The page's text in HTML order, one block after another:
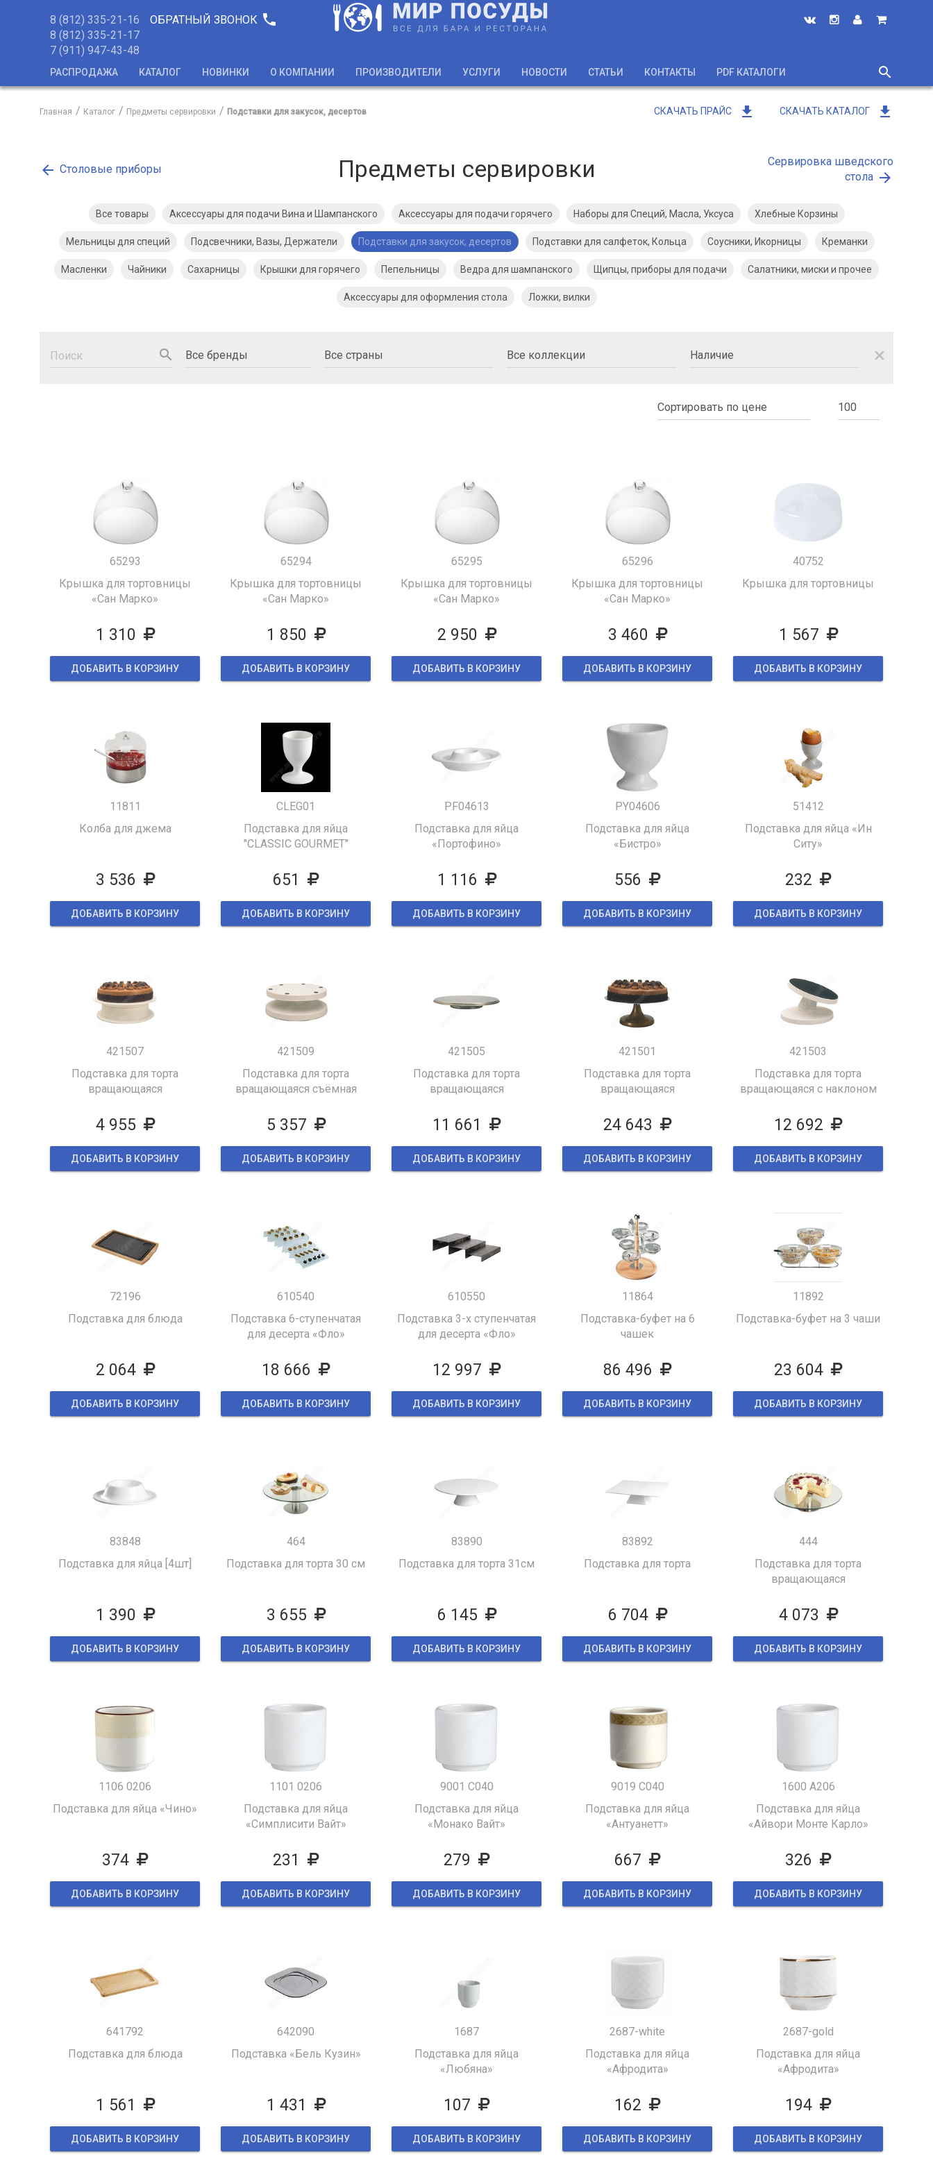
8 (812) 335-21-16
8 (812) 335-21-17
7 (911) 947-43-48
ОБРАТНЫЙ ЗВОНОК phone
РАСПРОДАЖА КАТАЛОГ НОВИНКИ О КОМПАНИИ ПРОИЗВОДИТЕЛИ УСЛУГИ НОВОСТИ СТАТЬИ КОНТАКТЫ PDF КАТАЛОГИ
search
close
СКАЧАТЬ ПРАЙС get_app СКАЧАТЬ КАТАЛОГ get_app
Главная Каталог Предметы сервировки Подставки для закусок, десертов
arrow_back Столовые приборы Предметы сервировки
Сервировка шведского
стола arrow_forward
Все товары Аксессуары для подачи Вина и Шампанского Аксессуары для подачи горячего Наборы для Специй, Масла, Уксуса Хлебные Корзины
Мельницы для специй Подсвечники, Вазы, Держатели Подставки для закусок, десертов Подставки для салфеток, Кольца Соусники, Икорницы Креманки
Масленки Чайники Сахарницы Крышки для горячего Пепельницы Ведра для шампанского Щипцы, приборы для подачи Салатники, миски и прочее
Аксессуары для оформления стола Ложки, вилки
search close
65293
Крышка для тортовницы
«Сан Марко»
1 310
ДОБАВИТЬ В КОРЗИНУ
65294
Крышка для тортовницы
«Сан Марко»
1 850
ДОБАВИТЬ В КОРЗИНУ
65295
Крышка для тортовницы
«Сан Марко»
2 950
ДОБАВИТЬ В КОРЗИНУ
65296
Крышка для тортовницы
«Сан Марко»
3 460
ДОБАВИТЬ В КОРЗИНУ
40752
Крышка для тортовницы
1 567
ДОБАВИТЬ В КОРЗИНУ
11811
Колба для джема
3 536
ДОБАВИТЬ В КОРЗИНУ
CLEG01
Подставка для яйца
"CLASSIC GOURMET"
651
ДОБАВИТЬ В КОРЗИНУ
PF04613
Подставка для яйца
«Портофино»
1 116
ДОБАВИТЬ В КОРЗИНУ
PY04606
Подставка для яйца
«Бистро»
556
ДОБАВИТЬ В КОРЗИНУ
51412
Подставка для яйца «Ин
Ситу»
232
ДОБАВИТЬ В КОРЗИНУ
421507
Подставка для торта
вращающаяся
4 955
ДОБАВИТЬ В КОРЗИНУ
421509
Подставка для торта
вращающаяся съёмная
5 357
ДОБАВИТЬ В КОРЗИНУ
421505
Подставка для торта
вращающаяся
11 661
ДОБАВИТЬ В КОРЗИНУ
421501
Подставка для торта
вращающаяся
24 643
ДОБАВИТЬ В КОРЗИНУ
421503
Подставка для торта
вращающаяся с наклоном
12 692
ДОБАВИТЬ В КОРЗИНУ
72196
Подставка для блюда
2 064
ДОБАВИТЬ В КОРЗИНУ
610540
Подставка 6-ступенчатая
для десерта «Фло»
18 666
ДОБАВИТЬ В КОРЗИНУ
610550
Подставка 3-х ступенчатая
для десерта «Фло»
12 997
ДОБАВИТЬ В КОРЗИНУ
11864
Подставка-буфет на 6
чашек
86 496
ДОБАВИТЬ В КОРЗИНУ
11892
Подставка-буфет на 3 чаши
23 604
ДОБАВИТЬ В КОРЗИНУ
83848
Подставка для яйца [4шт]
1 390
ДОБАВИТЬ В КОРЗИНУ
464
Подставка для торта 30 см
3 655
ДОБАВИТЬ В КОРЗИНУ
83890
Подставка для торта 31см
6 145
ДОБАВИТЬ В КОРЗИНУ
83892
Подставка для торта
6 704
ДОБАВИТЬ В КОРЗИНУ
444
Подставка для торта
вращающаяся
4 073
ДОБАВИТЬ В КОРЗИНУ
1106 0206
Подставка для яйца «Чино»
374
ДОБАВИТЬ В КОРЗИНУ
1101 0206
Подставка для яйца
«Симплисити Вайт»
231
ДОБАВИТЬ В КОРЗИНУ
9001 C040
Подставка для яйца
«Монако Вайт»
279
ДОБАВИТЬ В КОРЗИНУ
9019 C040
Подставка для яйца
«Антуанетт»
667
ДОБАВИТЬ В КОРЗИНУ
1600 A206
Подставка для яйца
«Айвори Монте Карло»
326
ДОБАВИТЬ В КОРЗИНУ
641792
Подставка для блюда
1 561
ДОБАВИТЬ В КОРЗИНУ
642090
Подставка «Бель Кузин»
1 431
ДОБАВИТЬ В КОРЗИНУ
1687
Подставка для яйца
«Любяна»
107
ДОБАВИТЬ В КОРЗИНУ
2687-white
Подставка для яйца
«Афродита»
162
ДОБАВИТЬ В КОРЗИНУ
2687-gold
Подставка для яйца
«Афродита»
194
ДОБАВИТЬ В КОРЗИНУ